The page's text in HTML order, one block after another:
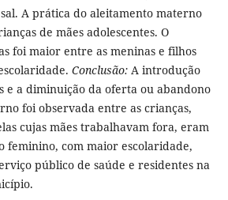
A prática do aleitamento materno
de mães adolescentes. O
foi maior entre as meninas e filhos
Conclusão:A introdução
e a diminuição da oferta ou abandono
foi observada entre as crianças,
cujas mães trabalhavam fora, eram
feminino, com maior escolaridade,
público de saúde e residentes na